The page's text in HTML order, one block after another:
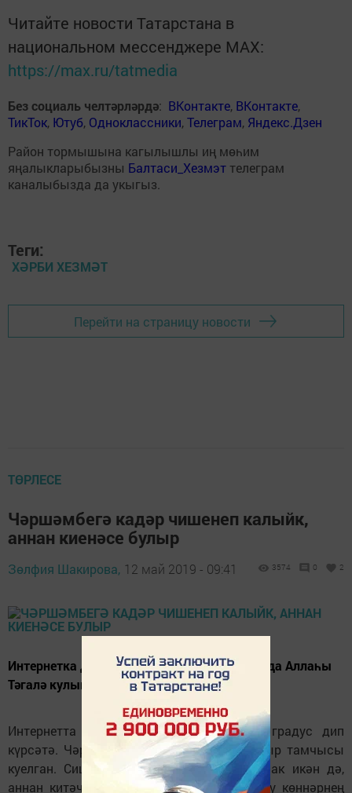
Читайте новости Татарстана в
национальном мессенджере MАХ:
https://max.ru/tatmedia
Без социаль челтәрләрдә: ВКонтакте, ВКонтакте,
ТикТок, Ютуб, Одноклассники,Телеграм, Яндекс.Дзен
Район тормышына кагылышлы иң мөһим
яңалыкларыбызны Балтаси_Хезмэт телеграм
каналыбызда да укыгыз.
Теги:
ХӘРБИ ХЕЗМӘТ
Перейти на страницу новости
ТӨРЛЕСЕ
Чәршәмбегә кадәр чишенеп калыйк,
аннан киенәсе булыр
Зөлфия Шакирова, 12 май 2019 - 09:41 3574 0 2
Интернетка да ышанып бетеп булмый, бар да Аллаһы
Тәгалә кулында...
Интернетта Балтачта һава торышы 32 градус дип
күрсәтә. Чәршәмбе көнне бер бөртек яңгыр тамчысы
куелган. Сишәмбе көнне 28 градус булачак икән дә,
аннан китәчәк...25, 19, 17 градуслар...Кызу көннәрнең